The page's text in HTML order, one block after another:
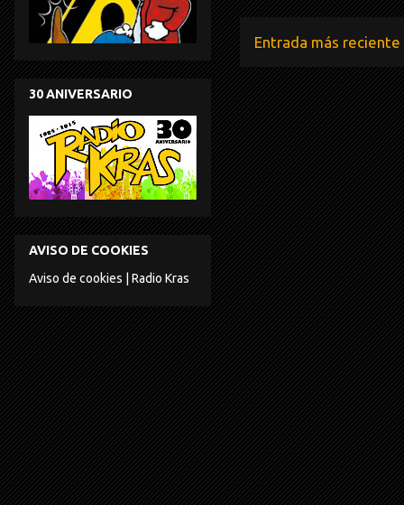
Entrada más reciente
30 ANIVERSARIO
AVISO DE COOKIES
Aviso de cookies | Radio Kras